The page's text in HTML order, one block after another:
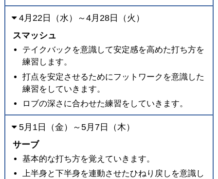
4月22日（水）～4月28日（火）
スマッシュ
テイクバックを意識して安定感を高めた打ち方を
練習します。
打点を安定させるためにフットワークを意識した
練習をしていきます。
ロブの深さに合わせた練習をしていきます。
5月1日（金）～5月7日（木）
サーブ
基本的な打ち方を覚えていきます。
上半身と下半身を連動させたひねり戻しを意識し